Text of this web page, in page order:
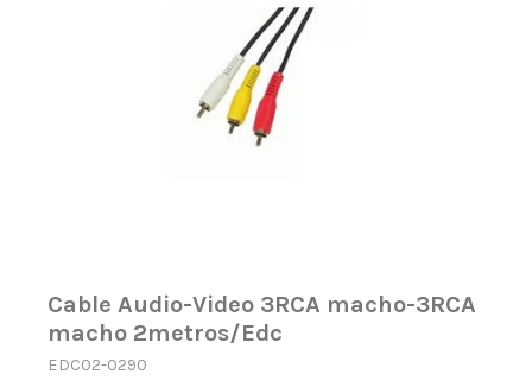
Cable Audio-Video 3RCA macho-3RCA
macho 2metros/Edc
EDC02-0290